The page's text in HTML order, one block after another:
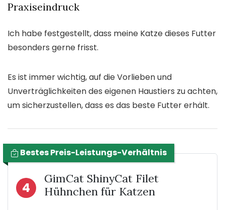
Praxiseindruck
Ich habe festgestellt, dass meine Katze dieses Futter
besonders gerne frisst.
Es ist immer wichtig, auf die Vorlieben und
Unverträglichkeiten des eigenen Haustiers zu achten,
um sicherzustellen, dass es das beste Futter erhält.
Bestes Preis-Leistungs-Verhältnis
4
GimCat ShinyCat Filet
Hühnchen für Katzen